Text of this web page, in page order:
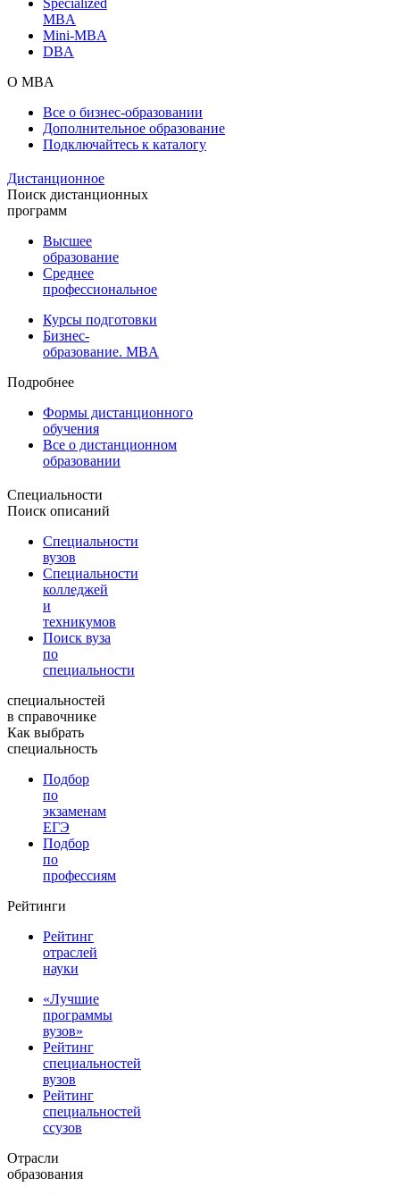
MBA
Mini-MBA
DBA
О MBA
Все о бизнес-образовании
Дополнительное образование
Подключайтесь к каталогу
Дистанционное
Поиск дистанционных
программ
Высшее
образование
Среднее
профессиональное
Курсы подготовки
Бизнес-
образование. MBA
Подробнее
Формы дистанционного
обучения
Все о дистанционном
образовании
Специальности
Поиск описаний
Специальности
вузов
Специальности
колледжей
и
техникумов
Поиск вуза
по
специальности
специальностей
в справочнике
Как выбрать
специальность
Подбор
по
экзаменам
ЕГЭ
Подбор
по
профессиям
Рейтинги
Рейтинг
отраслей
науки
«Лучшие
программы
вузов»
Рейтинг
специальностей
вузов
Рейтинг
специальностей
ссузов
Отрасли
образования